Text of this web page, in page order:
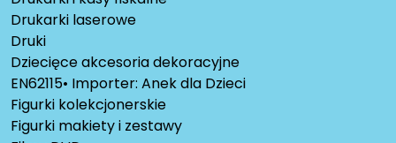
Drukarki laserowe
Druki
Dziecięce akcesoria dekoracyjne
EN62115• Importer: Anek dla Dzieci
Figurki kolekcjonerskie
Figurki makiety i zestawy